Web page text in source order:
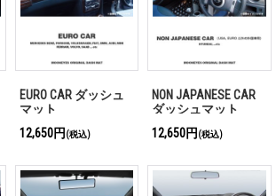
EURO CAR ダッシュ
マット
12,650円 (税込)
NON JAPANESE CAR
ダッシュマット
12,650円 (税込)